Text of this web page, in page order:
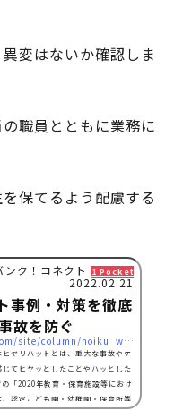
変はないか確認しま
職員とともに業務に
保てるよう配慮する
ク！コネクト 1 Pocket
2022.02.21
事例・対策を徹底
故を防ぐ
https://kidsna-connect.com/site/column/hoiku_workstyle/1508
ヤリハットとは、重大な事故やケ
てヒヤッとしたことやハッとした
「2020年教育・保育施設等におけ
認定こども園・幼稚園・保育所等